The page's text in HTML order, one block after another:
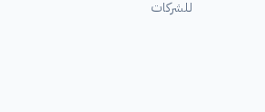
للشركات